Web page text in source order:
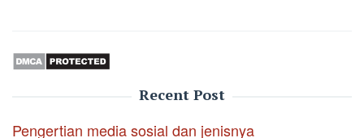
Recent Post
Pengertian media sosial dan jenisnya